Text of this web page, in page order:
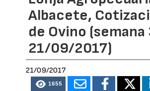
Albacete,
de Ovino (semana
21/09/2017)
21/09/2017
1655